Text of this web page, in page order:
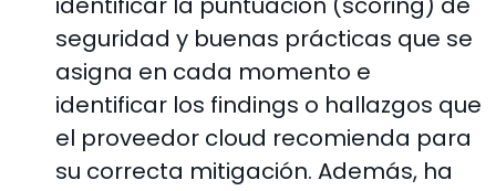
seguridad y buenas prácticas que se
asigna en cada momento e
identificar los findings o hallazgos que
el proveedor cloud recomienda para
su correcta mitigación. Además, ha